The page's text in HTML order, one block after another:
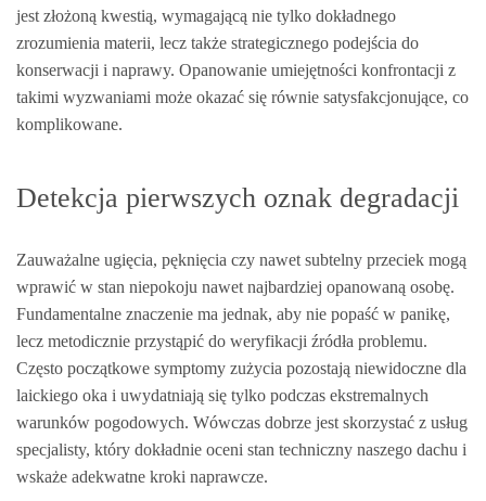
jest złożoną kwestią, wymagającą nie tylko dokładnego
zrozumienia materii, lecz także strategicznego podejścia do
konserwacji i naprawy. Opanowanie umiejętności konfrontacji z
takimi wyzwaniami może okazać się równie satysfakcjonujące, co
komplikowane.
Detekcja pierwszych oznak degradacji
Zauważalne ugięcia, pęknięcia czy nawet subtelny przeciek mogą
wprawić w stan niepokoju nawet najbardziej opanowaną osobę.
Fundamentalne znaczenie ma jednak, aby nie popaść w panikę,
lecz metodicznie przystąpić do weryfikacji źródła problemu.
Często początkowe symptomy zużycia pozostają niewidoczne dla
laickiego oka i uwydatniają się tylko podczas ekstremalnych
warunków pogodowych. Wówczas dobrze jest skorzystać z usług
specjalisty, który dokładnie oceni stan techniczny naszego dachu i
wskaże adekwatne kroki naprawcze.